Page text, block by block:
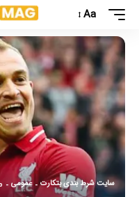
Aa
سایت شرط بندی بتکارت - عمومی -